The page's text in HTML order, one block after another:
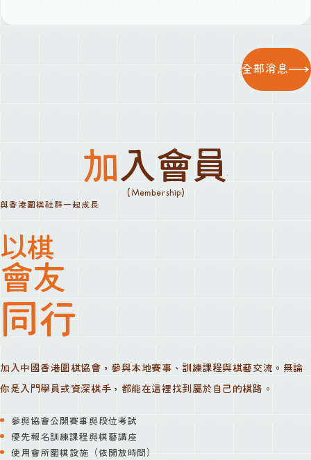
全部消息
加入會員
(Membership)
與香港圍棋社群一起成長
以棋
會友
同行
加入中國香港圍棋協會，參與本地賽事、訓練課程與棋藝交流。無論
你是入門學員或資深棋手，都能在這裡找到屬於自己的棋路。
參與協會公開賽事與段位考試
優先報名訓練課程與棋藝講座
使用會所圍棋設施（依開放時間）